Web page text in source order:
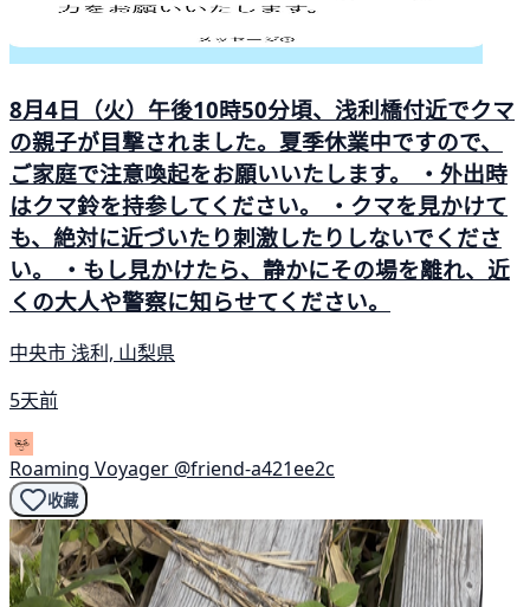
8月4日（火）午後10時50分頃、浅利橋付近でクマ
の親子が目撃されました。夏季休業中ですので、
ご家庭で注意喚起をお願いいたします。 ・外出時
はクマ鈴を持参してください。 ・クマを見かけて
も、絶対に近づいたり刺激したりしないでくださ
い。 ・もし見かけたら、静かにその場を離れ、近
くの大人や警察に知らせてください。
中央市 浅利, 山梨県
5天前
Roaming Voyager @friend-a421ee2c
收藏